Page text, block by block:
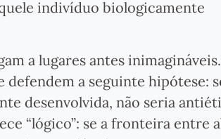
indivíduo biologicamente
a lugares antes
a seguinte hipótese:
desenvolvida, não seria
“lógico”: se a fronteira entre